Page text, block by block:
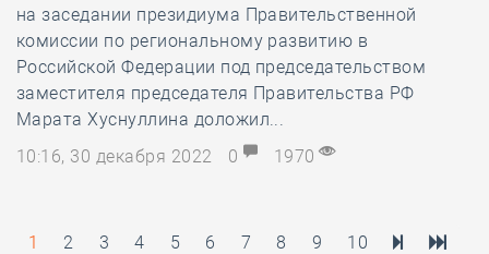
на заседании президиума Правительственной
комиссии по региональному развитию в
Российской Федерации под председательством
заместителя председателя Правительства РФ
Марата Хуснуллина доложил...
10:16, 30 декабря 2022
0 1970
1 2 3 4 5 6 7 8 9 10